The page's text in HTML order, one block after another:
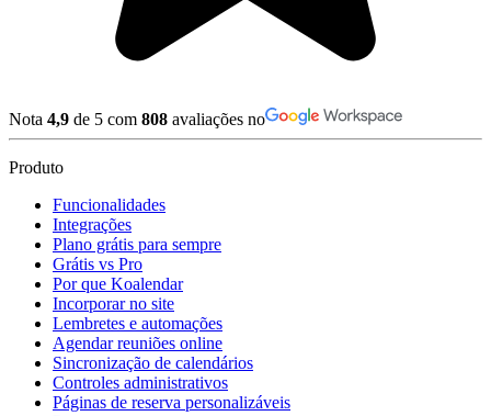
Nota 4,9 de 5 com 808 avaliações no
Produto
Funcionalidades
Integrações
Plano grátis para sempre
Grátis vs Pro
Por que Koalendar
Incorporar no site
Lembretes e automações
Agendar reuniões online
Sincronização de calendários
Controles administrativos
Páginas de reserva personalizáveis